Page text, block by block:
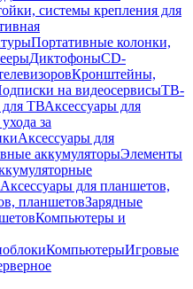
системы крепления для
Портативные колонки,
ДиктофоныCD-
Кронштейны,
на видеосервисыТВ-
для ТВАксессуары для
за
Аксессуары для
аккумуляторыЭлементы
Аксессуары для планшетов,
планшетовЗарядные
Компьютеры и
КомпьютерыИгровые